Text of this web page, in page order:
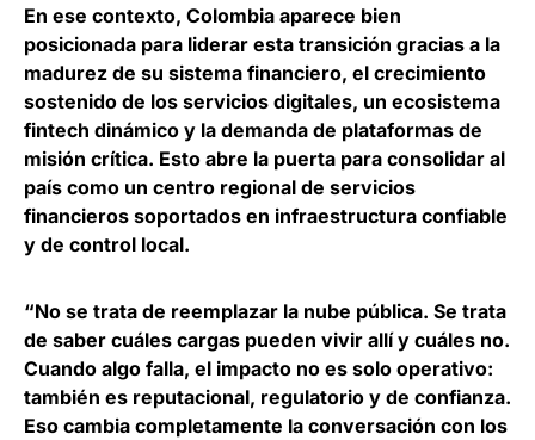
En ese contexto, Colombia aparece bien
posicionada para liderar esta transición gracias a la
madurez de su sistema financiero, el crecimiento
sostenido de los servicios digitales, un ecosistema
fintech dinámico y la demanda de plataformas de
misión crítica. Esto abre la puerta para consolidar al
país como un centro regional de servicios
financieros soportados en infraestructura confiable
y de control local.
“No se trata de reemplazar la nube pública. Se trata
de saber cuáles cargas pueden vivir allí y cuáles no.
Cuando algo falla, el impacto no es solo operativo:
también es reputacional, regulatorio y de confianza.
Eso cambia completamente la conversación con los